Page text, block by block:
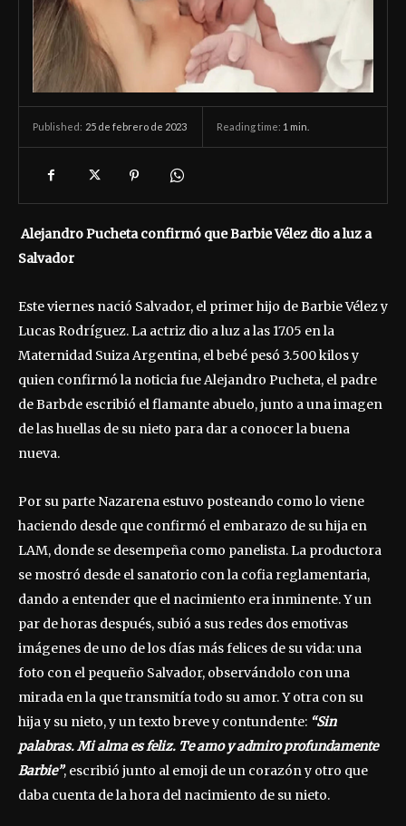
Published: 25 de febrero de 2023 Reading time: 1 min.
Alejandro Pucheta confirmó que Barbie Vélez dio a luz a
Salvador
Este viernes nació Salvador, el primer hijo de Barbie Vélez y
Lucas Rodríguez. La actriz dio a luz a las 17.05 en la
Maternidad Suiza Argentina, el bebé pesó 3.500 kilos y
quien confirmó la noticia fue Alejandro Pucheta, el padre
de Barbde escribió el flamante abuelo, junto a una imagen
de las huellas de su nieto para dar a conocer la buena
nueva.
Por su parte Nazarena estuvo posteando como lo viene
haciendo desde que confirmó el embarazo de su hija en
LAM, donde se desempeña como panelista. La productora
se mostró desde el sanatorio con la cofia reglamentaria,
dando a entender que el nacimiento era inminente. Y un
par de horas después, subió a sus redes dos emotivas
imágenes de uno de los días más felices de su vida: una
foto con el pequeño Salvador, observándolo con una
mirada en la que transmitía todo su amor. Y otra con su
hija y su nieto, y un texto breve y contundente: “Sin
palabras. Mi alma es feliz. Te amo y admiro profundamente
Barbie”, escribió junto al emoji de un corazón y otro que
daba cuenta de la hora del nacimiento de su nieto.